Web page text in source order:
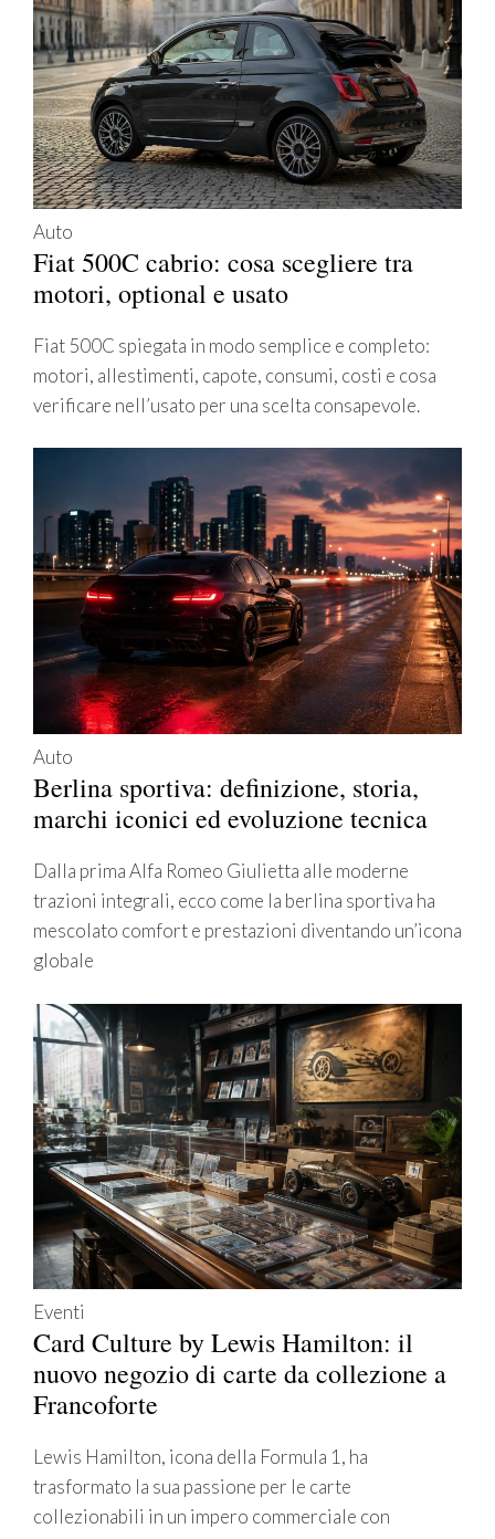
Auto
Fiat 500C cabrio: cosa scegliere tra
motori, optional e usato
Fiat 500C spiegata in modo semplice e completo:
motori, allestimenti, capote, consumi, costi e cosa
verificare nell’usato per una scelta consapevole.
Auto
Berlina sportiva: definizione, storia,
marchi iconici ed evoluzione tecnica
Dalla prima Alfa Romeo Giulietta alle moderne
trazioni integrali, ecco come la berlina sportiva ha
mescolato comfort e prestazioni diventando un’icona
globale
Eventi
Card Culture by Lewis Hamilton: il
nuovo negozio di carte da collezione a
Francoforte
Lewis Hamilton, icona della Formula 1, ha
trasformato la sua passione per le carte
collezionabili in un impero commerciale con